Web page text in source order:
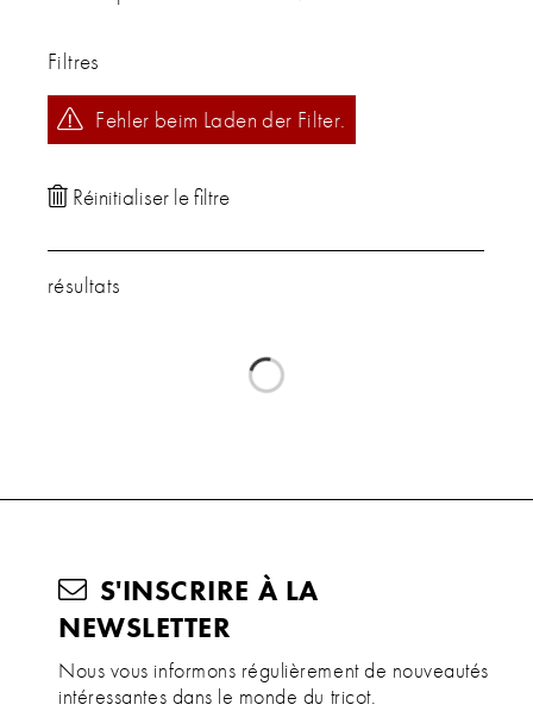
Filtres
Fehler beim Laden der Filter.
résultats
S'INSCRIRE À LA
NEWSLETTER
Nous vous informons régulièrement de nouveautés
intéressantes dans le monde du tricot.